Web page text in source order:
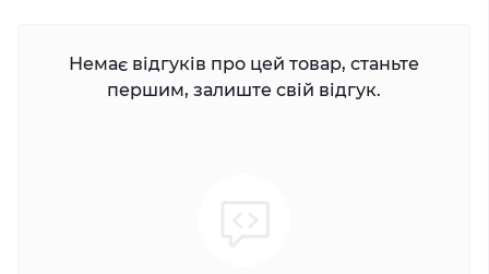
Немає відгуків про цей товар, станьте
першим, залиште свій відгук.